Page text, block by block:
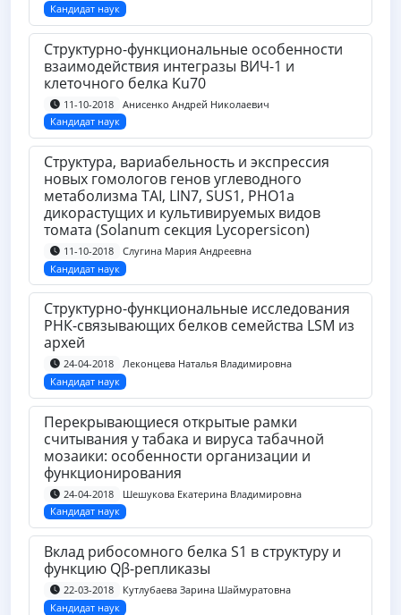
Кандидат наук
Структурно-функциональные особенности
взаимодействия интегразы ВИЧ-1 и
клеточного белка Ku70
11-10-2018
Анисенко Андрей Николаевич
Кандидат наук
Структура, вариабельность и экспрессия
новых гомологов генов углеводного
метаболизма TAI, LIN7, SUS1, PHO1а
дикорастущих и культивируемых видов
томата (Solanum секция Lycopersicon)
11-10-2018
Слугина Мария Андреевна
Кандидат наук
Структурно-функциональные исследования
РНК-связывающих белков семейства LSM из
архей
24-04-2018
Леконцева Наталья Владимировна
Кандидат наук
Перекрывающиеся открытые рамки
считывания у табака и вируса табачной
мозаики: особенности организации и
функционирования
24-04-2018
Шешукова Екатерина Владимировна
Кандидат наук
Вклад рибосомного белка S1 в структуру и
функцию Qβ-репликазы
22-03-2018
Кутлубаева Зарина Шаймуратовна
Кандидат наук